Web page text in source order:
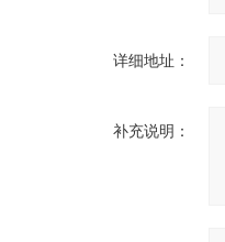
详细地址：
补充说明：